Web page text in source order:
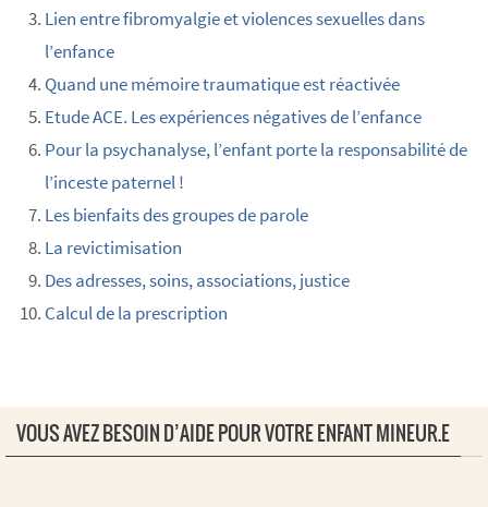
Lien entre fibromyalgie et violences sexuelles dans
l’enfance
Quand une mémoire traumatique est réactivée
Etude ACE. Les expériences négatives de l’enfance
Pour la psychanalyse, l’enfant porte la responsabilité de
l’inceste paternel !
Les bienfaits des groupes de parole
La revictimisation
Des adresses, soins, associations, justice
Calcul de la prescription
VOUS AVEZ BESOIN D’AIDE POUR VOTRE ENFANT MINEUR.E